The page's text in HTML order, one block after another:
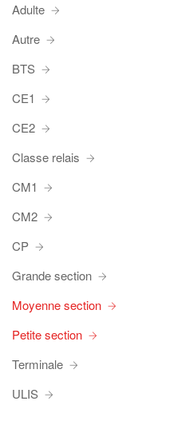
Adulte
Autre
BTS
CE1
CE2
Classe relais
CM1
CM2
CP
Grande section
Moyenne section
Petite section
Terminale
ULIS